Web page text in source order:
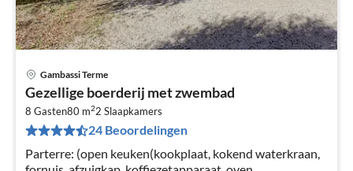
Gambassi Terme
Gezellige boerderij met zwembad
8 Gasten80 m22 Slaapkamers
24 Beoordelingen
Parterre: (open keuken(kookplaat, kokend waterkraan,